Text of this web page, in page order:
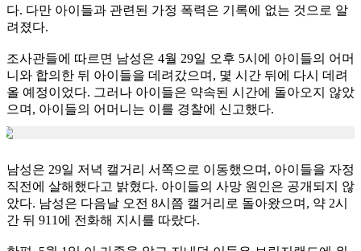
다. 다만 아이들과 관련된 가정 폭력은 기록에 없는 것으로 알
려졌다.
조사관들에 따르면 남성은 4월 29일 오후 5시에 아이들의 어머
니와 합의한 뒤 아이들을 데려갔으며, 몇 시간 뒤에 다시 데려
올 예정이었다. 그러나 아이들은 약속된 시간에 돌아오지 않았
으며, 아이들의 어머니는 이를 경찰에 신고했다.
남성은 29일 저녁 캘거리 서쪽으로 이동했으며, 아이들을 자정
직전에 살해했다고 밝혔다. 아이들의 사망 원인은 공개되지 않
았다. 남성은 다음날 오전 8시쯤 캘거리로 돌아왔으며, 약 2시
간 뒤 911에 전화해 지시를 따랐다.